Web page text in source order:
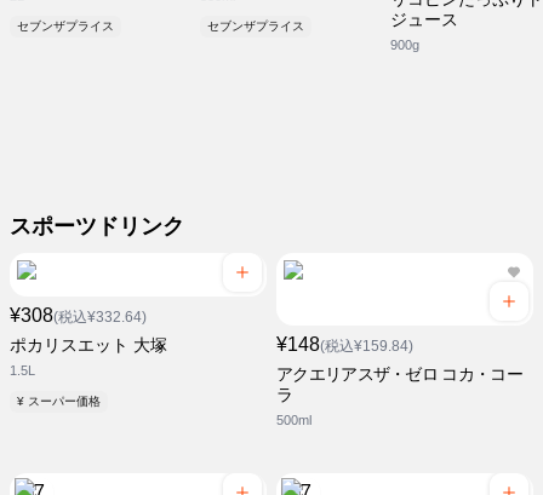
セブンザプライス セブンザプライス
ジュース
900g
スポーツドリンク
¥308(税込¥332.64)
ポカリスエット 大塚
1.5L
¥ スーパー価格
¥148(税込¥159.84)
アクエリアスザ・ゼロ コカ・コー
ラ
500ml